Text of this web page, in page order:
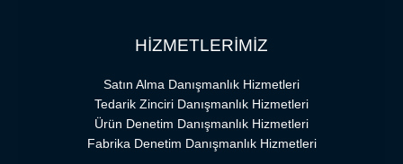
HİZMETLERİMİZ
Satın Alma Danışmanlık Hizmetleri
Tedarik Zinciri Danışmanlık Hizmetleri
Ürün Denetim Danışmanlık Hizmetleri
Fabrika Denetim Danışmanlık Hizmetleri